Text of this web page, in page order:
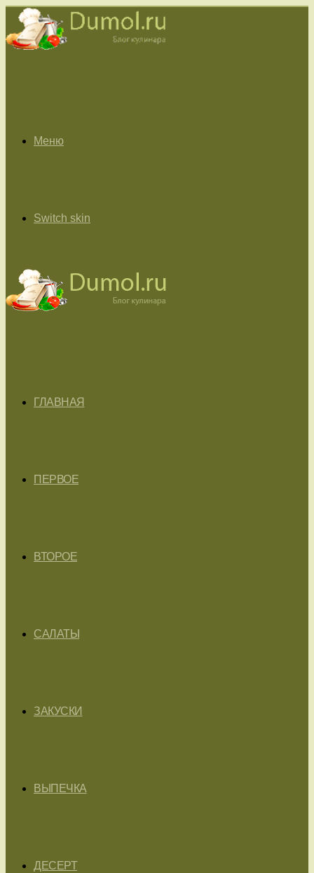
Меню
Switch skin
ГЛАВНАЯ
ПЕРВОЕ
ВТОРОЕ
САЛАТЫ
ЗАКУСКИ
ВЫПЕЧКА
ДЕСЕРТ